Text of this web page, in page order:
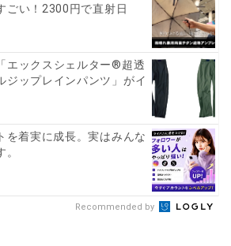
ごい！2300円で直射日
エックスシェルター®超透
ジップレインパンツ」がイ
を着実に成長。実はみんな
Recommended by